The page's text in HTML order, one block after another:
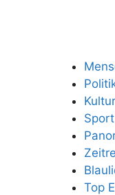
Top